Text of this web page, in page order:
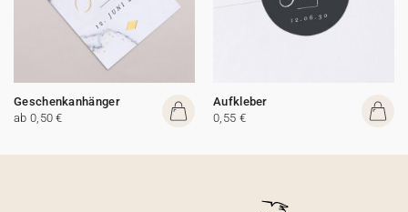
Geschenkanhänger
ab 0,50 €
Aufkleber
0,55 €